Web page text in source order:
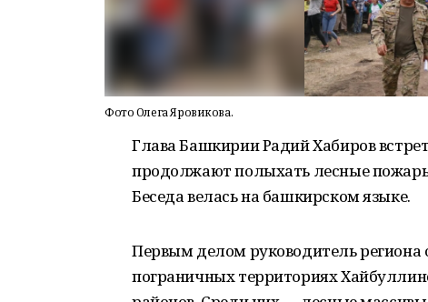
Фото Олега Яровикова.
Глава Башкирии Радий Хабиров
продолжают полыхать лесные
Беседа велась на башкирском языке.
Первым делом руководитель региона
пограничных территориях